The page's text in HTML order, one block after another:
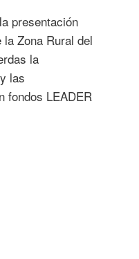
presentación
Zona Rural del
la
las
fondos LEADER